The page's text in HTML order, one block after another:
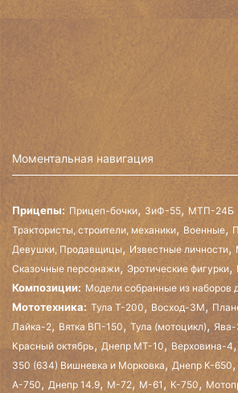
Моментальная навигация
Прицепы: Прицеп-бочки, ЗиФ-55, МТП-24Б
Трактористы, строители, механики, Военные,
Девушки, Продавщицы, Известные личности,
Сказочные персонажи, Эротические фигурки,
Композиции: Модели собранные из наборов
Мототехника: Тула Т-200, Восход-3М,
Лайка-2, Вятка ВП-150, Тула (мотоцикл),Ява-
Красный октябрь, Днепр МТ-10, Верховина-4,
350 (634) Вишневка и Морковка, Днепр К-650,
А-750, Днепр 14.9, М-72, М-61 , К-750,